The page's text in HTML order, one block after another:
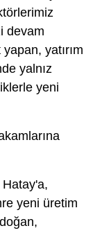
devam
yatırım
yalnız
yeni
yeni üretim